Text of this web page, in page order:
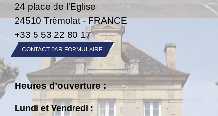
24 place de l'Eglise
24510 Trémolat - FRANCE
+33 5 53 22 80 17
CONTACT PAR FORMULAIRE
Heures d’ouverture :
Lundi et Vendredi :